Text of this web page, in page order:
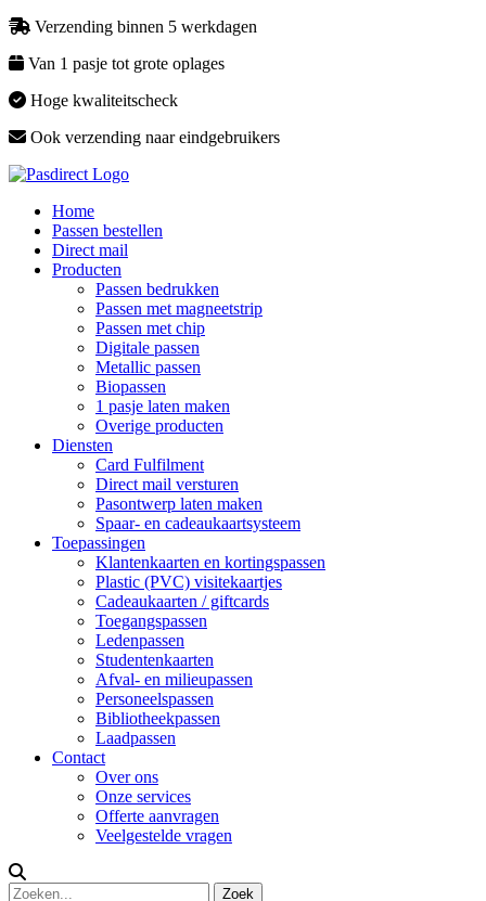
Verzending binnen 5 werkdagen
Van 1 pasje tot grote oplages
Hoge kwaliteitscheck
Ook verzending naar eindgebruikers
Home
Passen bestellen
Direct mail
Producten
Passen bedrukken
Passen met magneetstrip
Passen met chip
Digitale passen
Metallic passen
Biopassen
1 pasje laten maken
Overige producten
Diensten
Card Fulfilment
Direct mail versturen
Pasontwerp laten maken
Spaar- en cadeaukaartsysteem
Toepassingen
Klantenkaarten en kortingspassen
Plastic (PVC) visitekaartjes
Cadeaukaarten / giftcards
Toegangspassen
Ledenpassen
Studentenkaarten
Afval- en milieupassen
Personeelspassen
Bibliotheekpassen
Laadpassen
Contact
Over ons
Onze services
Offerte aanvragen
Veelgestelde vragen